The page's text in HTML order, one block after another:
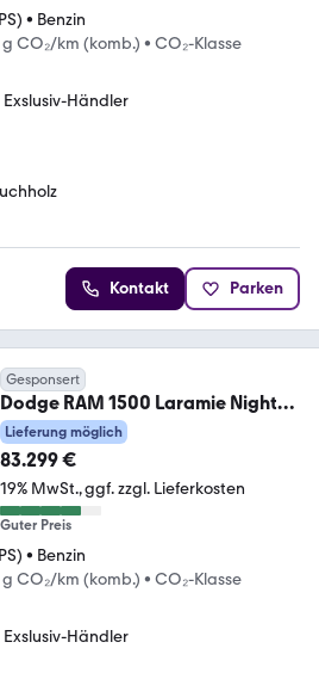
• Benzin
g CO₂/km (komb.) • CO₂-Klasse
Exslusiv-Händler
Kontakt Parken
Gesponsert
Dodge RAM 1500 Laramie Night
Premium Plus Crew Cab HUD
Lieferung möglich
83.299 €
19% MwSt. ggf. zzgl. Lieferkosten
Guter Preis
• Benzin
g CO₂/km (komb.) • CO₂-Klasse
Exslusiv-Händler